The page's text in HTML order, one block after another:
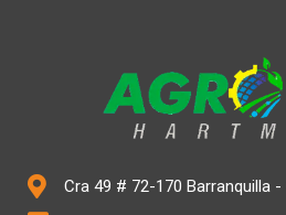
Cra 49 # 72-170 Barranquilla -